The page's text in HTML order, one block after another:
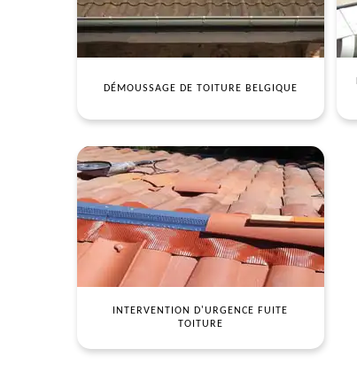
DÉMOUSSAGE DE TOITURE BELGIQUE
INTERVENTION D'URGENCE FUITE
TOITURE